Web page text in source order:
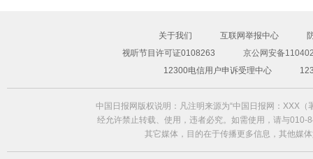
关于我们 互联网举报中心
视听节目许可证0108263
京公网安备
12300电信用户申诉受理中心
中国日报网版权说明：凡注明来源为“中国日报网：XXX
经允许禁止转载、使用，违者必究。如需使用，请与010-
其它媒体，目的在于传播更多信息，其他媒